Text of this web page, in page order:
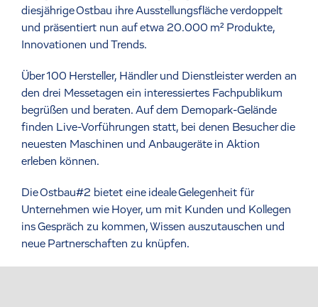
diesjährige Ostbau ihre Ausstellungsfläche verdoppelt
und präsentiert nun auf etwa 20.000 m² Produkte,
Innovationen und Trends.
Über 100 Hersteller, Händler und Dienstleister werden an
den drei Messetagen ein interessiertes Fachpublikum
begrüßen und beraten. Auf dem Demopark-Gelände
finden Live-Vorführungen statt, bei denen Besucher die
neuesten Maschinen und Anbaugeräte in Aktion
erleben können.
Die Ostbau#2 bietet eine ideale Gelegenheit für
Unternehmen wie Hoyer, um mit Kunden und Kollegen
ins Gespräch zu kommen, Wissen auszutauschen und
neue Partnerschaften zu knüpfen.